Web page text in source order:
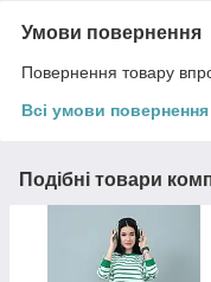
Умови повернення
Повернення товару
Всі умови повернення
Подібні товари